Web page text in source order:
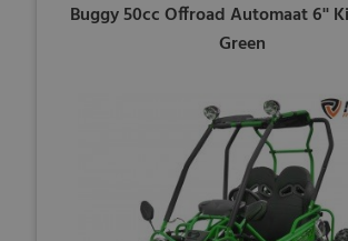
Buggy 50cc Offroad Automaat 6''
Green